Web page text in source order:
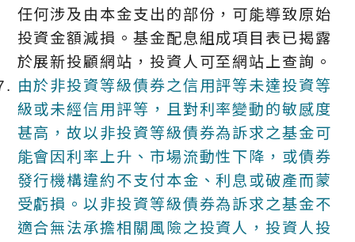
任何涉及由本金支出的部份，可能導致原始
投資金額減損。基金配息組成項目表已揭露
於展新投顧網站，投資人可至網站上查詢。
由於非投資等級債券之信用評等未達投資等
級或未經信用評等，且對利率變動的敏感度
甚高，故以非投資等級債券為訴求之基金可
能會因利率上升、市場流動性下降，或債券
發行機構違約不支付本金、利息或破產而蒙
受虧損。以非投資等級債券為訴求之基金不
適合無法承擔相關風險之投資人，投資人投